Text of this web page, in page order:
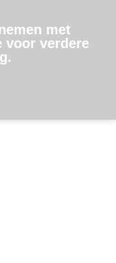
met
voor verdere